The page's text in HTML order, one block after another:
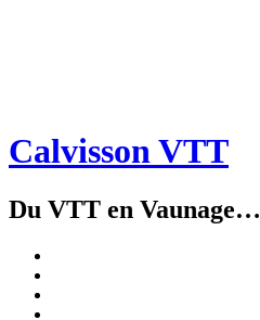
Calvisson VTT
Du VTT en Vaunage…